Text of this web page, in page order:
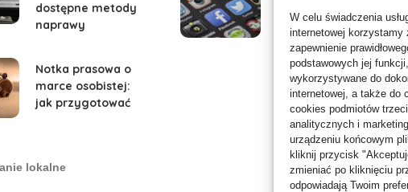
W celu świadczenia
internetowej
zapewnienie
podstawowych jej
wykorzystywane do
internetowej, a także do
cookies podmiotów
analitycznych i
urządzeniu końcowym
kliknij przycisk
zmieniać po kliknięciu
odpowiadają Twoim
dostępne metody
naprawy
Notka prasowa o
marce osobistej:
jak przygotować
lokalne
kryteria wymiany